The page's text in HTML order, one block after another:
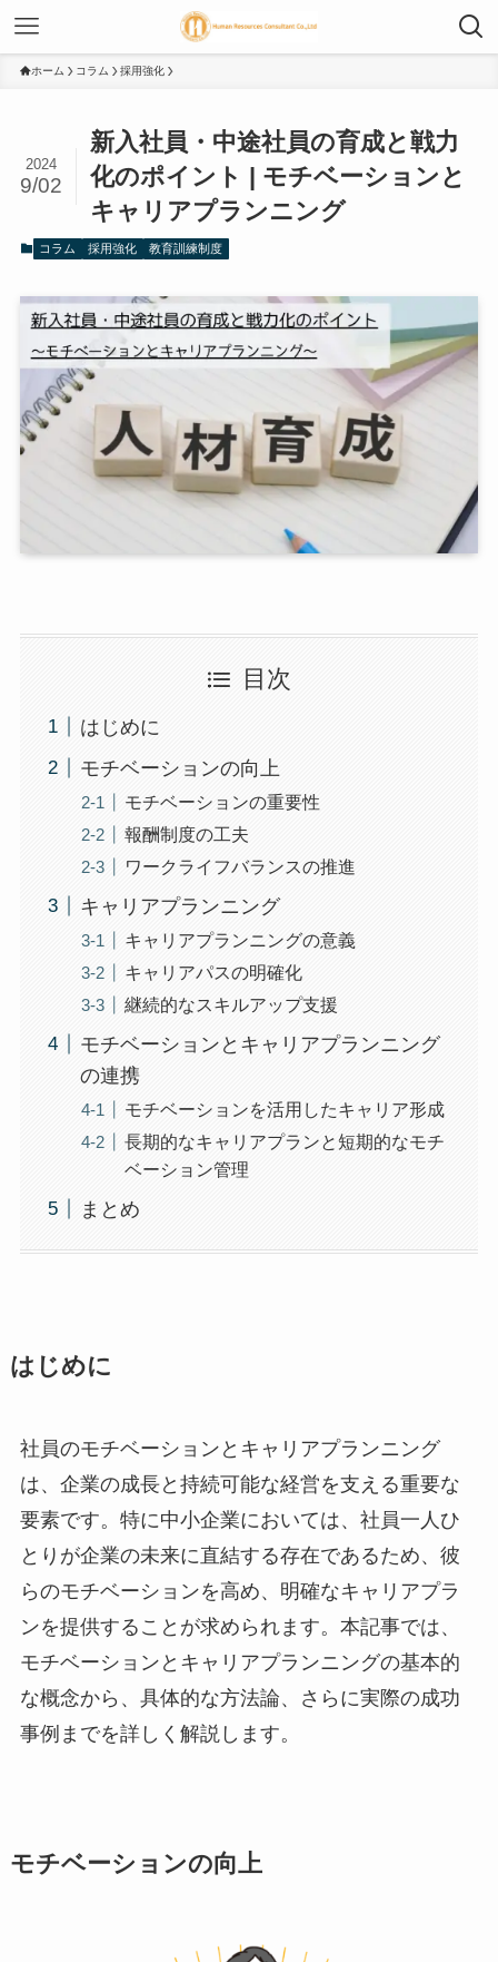
ホーム コラム 採用強化
新入社員・中途社員の育成と戦力
化のポイント | モチベーションと
キャリアプランニング
2024
9/02
コラム 採用強化 教育訓練制度
目次
はじめに
モチベーションの向上
モチベーションの重要性
報酬制度の工夫
ワークライフバランスの推進
キャリアプランニング
キャリアプランニングの意義
キャリアパスの明確化
継続的なスキルアップ支援
モチベーションとキャリアプランニング
の連携
モチベーションを活用したキャリア形成
長期的なキャリアプランと短期的なモチ
ベーション管理
まとめ
はじめに
社員のモチベーションとキャリアプランニング
は、企業の成長と持続可能な経営を支える重要な
要素です。特に中小企業においては、社員一人ひ
とりが企業の未来に直結する存在であるため、彼
らのモチベーションを高め、明確なキャリアプラ
ンを提供することが求められます。本記事では、
モチベーションとキャリアプランニングの基本的
な概念から、具体的な方法論、さらに実際の成功
事例までを詳しく解説します。
モチベーションの向上